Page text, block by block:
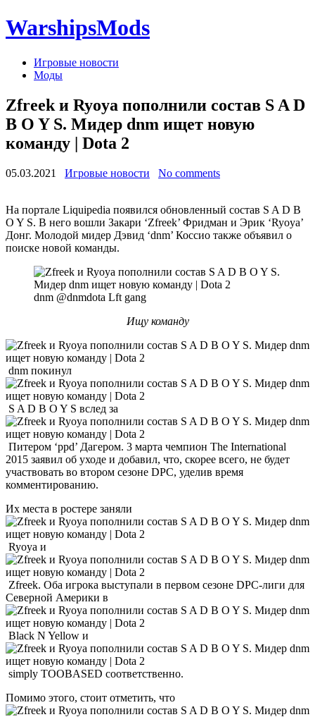
WarshipsMods
Игровые новости
Моды
Zfreek и Ryoya пополнили состав S A D
B O Y S. Мидер dnm ищет новую
команду | Dota 2
05.03.2021 Игровые новости No comments
На портале Liquipedia появился обновленный состав S A D B
O Y S. В него вошли Закари ‘Zfreek’ Фридман и Эрик ‘Ryoya’
Донг. Молодой мидер Дэвид ‘dnm’ Коссио также объявил о
поиске новой команды.
dnm @dnmdota Lft gang
Ищу команду
dnm покинул
S A D B O Y S вслед за
Питером ‘ppd’ Дагером. 3 марта чемпион The International
2015 заявил об уходе и добавил, что, скорее всего, не будет
участвовать во втором сезоне DPC, уделив время
комментированию.
Их места в ростере заняли
Ryoya и
Zfreek. Оба игрока выступали в первом сезоне DPC-лиги для
Северной Америки в
Black N Yellow и
simply TOOBASED соответственно.
Помимо этого, стоит отметить, что